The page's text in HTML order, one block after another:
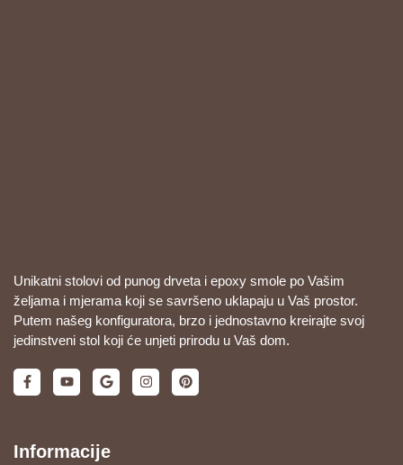
Unikatni stolovi od punog drveta i epoxy smole po Vašim
željama i mjerama koji se savršeno uklapaju u Vaš prostor.
Putem našeg konfiguratora, brzo i jednostavno kreirajte svoj
jedinstveni stol koji će unjeti prirodu u Vaš dom.
Informacije